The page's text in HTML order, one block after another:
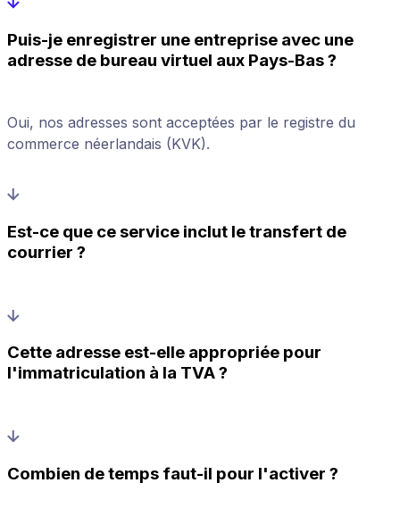
Puis-je enregistrer une entreprise avec une
adresse de bureau virtuel aux Pays-Bas ?
Oui, nos adresses sont acceptées par le registre du
commerce néerlandais (KVK).
Est-ce que ce service inclut le transfert de
courrier ?
Cette adresse est-elle appropriée pour
l'immatriculation à la TVA ?
Combien de temps faut-il pour l'activer ?